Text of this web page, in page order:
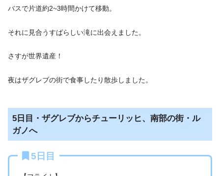
バスで片道約2~3時間かけて移動。
それに見合うすばらしい滝に出会えました。
さすが世界遺産！
夜はザグレブの街で食事したり散歩しました。
5日目・ザグレブからチューリッヒ、南部の街・ル
ガノへ
5日目